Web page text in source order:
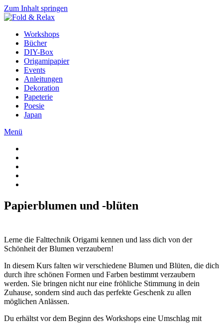
Zum Inhalt springen
Workshops
Bücher
DIY-Box
Origamipapier
Events
Anleitungen
Dekoration
Papeterie
Poesie
Japan
Menü
Papierblumen und -blüten
Lerne die Falttechnik Origami kennen und lass dich von der
Schönheit der Blumen verzaubern!
In diesem Kurs falten wir verschiedene Blumen und Blüten, die dich
durch ihre schönen Formen und Farben bestimmt verzaubern
werden. Sie bringen nicht nur eine fröhliche Stimmung in dein
Zuhause, sondern sind auch das perfekte Geschenk zu allen
möglichen Anlässen.
Du erhältst vor dem Beginn des Workshops eine Umschlag mit